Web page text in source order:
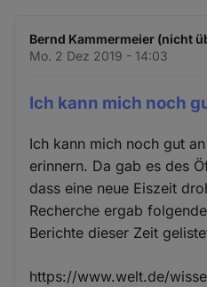
Bernd Kammermeier (nicht
Mo. 2 Dez 2019 - 14:03
Ich kann mich noch
Ich kann mich noch gut
erinnern. Da gab es des
dass eine neue Eiszeit
Recherche ergab
Berichte dieser Zeit
https://www.welt.de/